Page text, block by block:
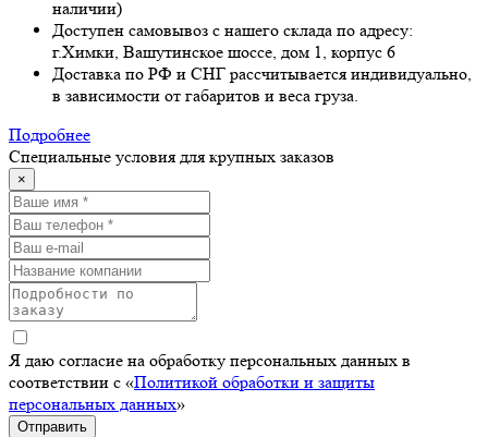
наличии)
Доступен самовывоз с нашего склада по адресу:
г.Химки, Вашутинское шоссе, дом 1, корпус 6
Доставка по РФ и СНГ рассчитывается индивидуально,
в зависимости от габаритов и веса груза.
Подробнее
Специальные условия для крупных заказов
×
Я даю согласие на обработку персональных данных в
соответствии с «Политикой обработки и защиты
персональных данных»
Отправить